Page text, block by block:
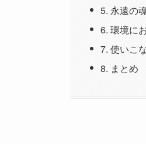
5. 永遠の
6. 環境に
7. 使いこ
8. まとめ